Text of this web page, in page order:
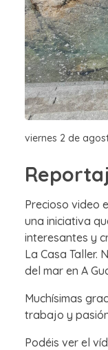
viernes 2 de
Precioso video
una iniciativa
interesantes y
La Casa Taller.
del mar en A
Muchísimas
trabajo y
Podéis ver el